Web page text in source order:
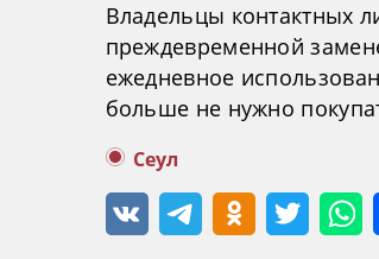
Владельцы контактных
преждевременной
ежедневное
больше не нужно
Сеул